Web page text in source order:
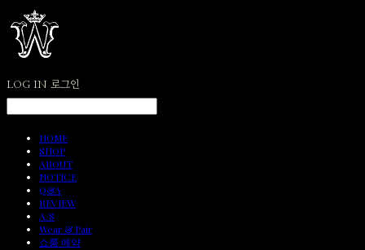
LOG IN 로그인
HOME
SHOP
ABOUT
NOTICE
Q&A
REVIEW
A/S
Wear & Pair
쇼룸 예약